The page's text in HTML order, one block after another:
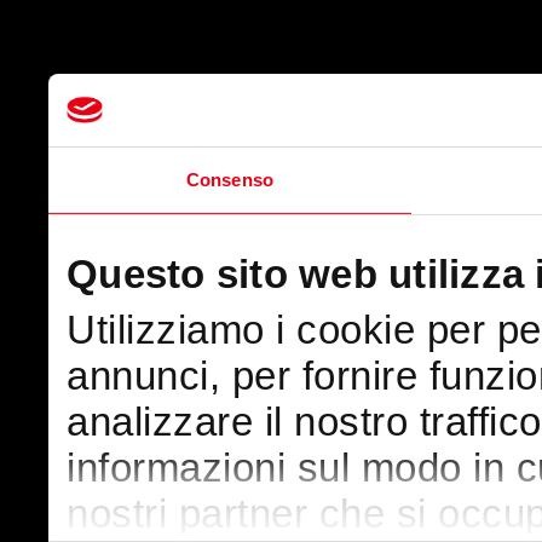
Consenso
Questo sito web utilizza
Utilizziamo i cookie per
annunci, per fornire
analizzare il nostro
informazioni sul modo in
nostri partner che si